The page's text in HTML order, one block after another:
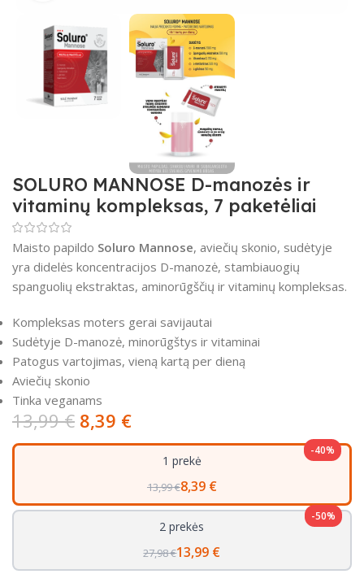
SOLURO MANNOSE D-manozės ir
vitaminų kompleksas, 7 paketėliai
Maisto papildo Soluro Mannose, aviečių skonio, sudėtyje
yra didelės koncentracijos D-manozė, stambiauogių
spanguolių ekstraktas, aminorūgščių ir vitaminų kompleksas.
Kompleksas moters gerai savijautai
Sudėtyje D-manozė, minorūgštys ir vitaminai
Patogus vartojimas, vieną kartą per dieną
Aviečių skonio
Tinka veganams
13,99€ 8,39 €
-40%
1 prekė
13,99 €8,39 €
-50%
2 prekės
27,98 €13,99 €